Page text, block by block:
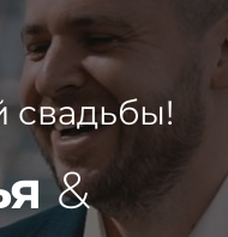
свадьбы!
&